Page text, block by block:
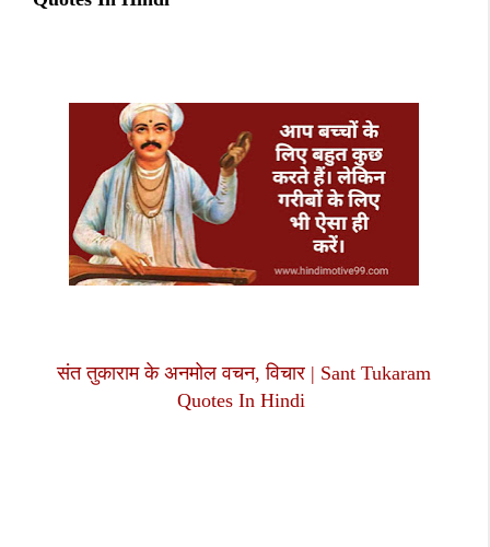
संत तुकाराम के अनमोल वचन, विचार | Sant Tukaram
Quotes In Hindi